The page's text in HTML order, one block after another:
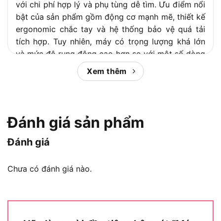
với chi phí hợp lý và phụ tùng dễ tìm. Ưu điểm nổi
bật của sản phẩm gồm động cơ mạnh mẽ, thiết kế
ergonomic chắc tay và hệ thống bảo vệ quá tải
tích hợp. Tuy nhiên, máy có trọng lượng khá lớn
và mức độ rung động cao hơn so với một số dòng
máy cao cấp, điều này cần được cân nhắc tùy
theo nhu cầu sử dụng cụ thể.
quyết định mua, bài viết còn cung cấp thông tin
so sánh DCA ASM07-125 với các đối thủ cùng
phân khúc như Bosch và Makita, đồng thời hướng
dẫn cách bảo dưỡng để kéo dài tuổi thọ máy. Bắt
thực tế, nội dung bài viết của
Xem thêm
Đánh giá sản phẩm
Đánh giá
Chưa có đánh giá nào.